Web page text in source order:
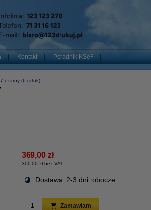
Kontakt Poradnik KSeF
czarny (6 sztuk)
369,00 zł
300,00 zł bez VAT
Dostawa: 2-3 dni robocze
Zamawiam